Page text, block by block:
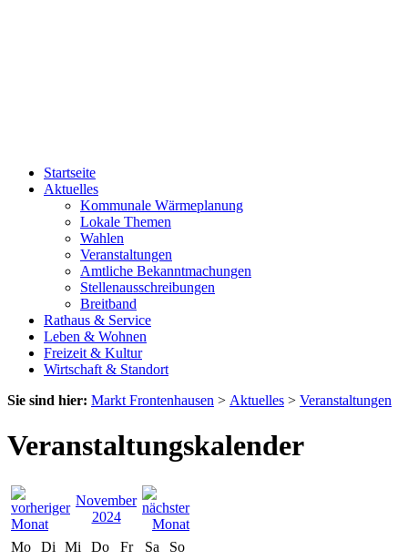
Startseite
Aktuelles
Kommunale Wärmeplanung
Lokale Themen
Wahlen
Veranstaltungen
Amtliche Bekanntmachungen
Stellenausschreibungen
Breitband
Rathaus & Service
Leben & Wohnen
Freizeit & Kultur
Wirtschaft & Standort
Sie sind hier: Markt Frontenhausen > Aktuelles > Veranstaltungen
Veranstaltungskalender
November
2024
Mo
Di Mi Do Fr Sa
So